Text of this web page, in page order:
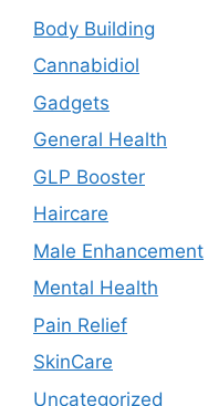
Body Building
Cannabidiol
Gadgets
General Health
GLP Booster
Haircare
Male Enhancement
Mental Health
Pain Relief
SkinCare
Uncategorized